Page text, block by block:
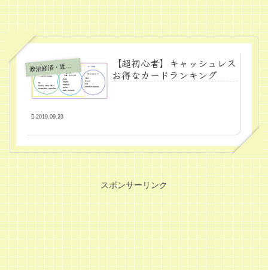
政
治経済・近代学問
【超初心者】キャッシュレス
お得なカードランキング
2019.09.23
スポンサーリンク